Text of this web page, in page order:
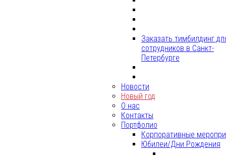
Заказать тимбилдинг
сотрудников в Санкт-
Петербурге
Новости
Новый год
О нас
Контакты
Портфолио
Корпоративные
Юбилеи/Дни Рождения